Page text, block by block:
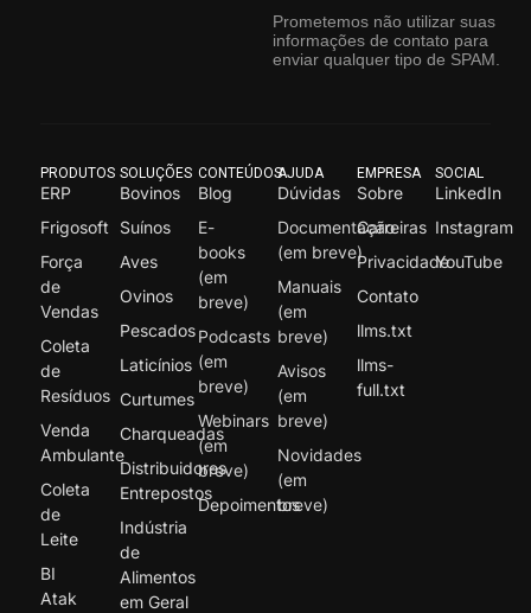
Prometemos não utilizar suas
informações de contato para
enviar qualquer tipo de SPAM.
PRODUTOS
ERP
Frigosoft
Força
de
Vendas
Coleta
de
Resíduos
Venda
Ambulante
Coleta
de
Leite
BI
Atak
SOLUÇÕES
Bovinos
Suínos
Aves
Ovinos
Pescados
Laticínios
Curtumes
Charqueadas
Distribuidores
Entrepostos
Indústria
de
Alimentos
em Geral
CONTEÚDOS
Blog
E-
books
(em
breve)
Podcasts
(em
breve)
Webinars
(em
breve)
Depoimentos
AJUDA
Dúvidas
Documentação
(em breve)
Manuais
(em
breve)
Avisos
(em
breve)
Novidades
(em
breve)
EMPRESA
Sobre
Carreiras
Privacidade
Contato
llms.txt
llms-
full.txt
SOCIAL
LinkedIn
Instagram
YouTube